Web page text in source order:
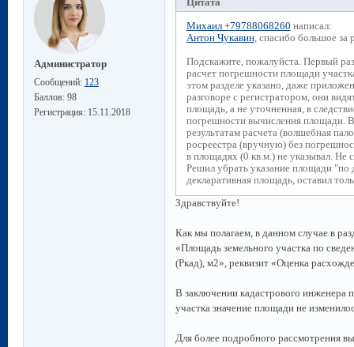
Администратор
Сообщений: 123
Баллов: 98
Регистрация: 15.11.2018
Цитата
Михаил +79788068260 написал:
Антон Чукавин, спасибо большое за
Подскажите, пожалуйста. Первый
расчет погрешности площади
этом разделе указано, даже
разговоре с регистратором, они
площадь, а не уточненная, в
погрешности вычисления площади.
результатам расчета (волшебная
росреестра (вручную) без
в площадях (0 кв.м.) не указывал. Не
Решил убрать указание площади "по
декларативная площадь, оставил
Здравствуйте!
Как мы полагаем, в данном случае в
«Площадь земельного участка по
(Ркад), м2», реквизит «Оценка
В заключении кадастрового инженера
участка значение площади не
Для более подробного рассмотрения